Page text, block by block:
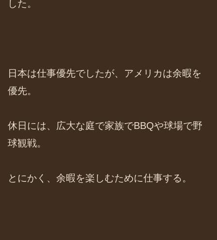
した。
日本は仕事優先でしたが、アメリカは余暇を
優先。
休日には、広大な庭で家族でBBQや球場で野
球観戦。
とにかく、余暇を楽しむために仕事する。